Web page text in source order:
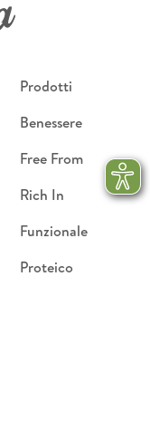
Prodotti
Benessere
Free From
Rich In
Funzionale
Proteico